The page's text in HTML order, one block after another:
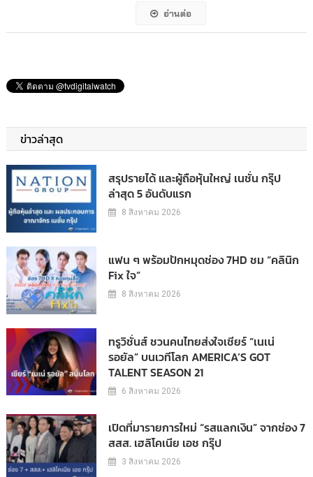
อ่านต่อ
ข่าวล่าสุด
สรุปรายได้ และผู้ถือหุ้นใหญ่ เนชั่น กรุ๊ป
ล่าสุด 5 อันดับแรก
8 สิงหาคม 2026
แฟน ๆ พร้อมปักหมุดช่อง 7HD ชม “คลินิก
Fix ใจ”
8 สิงหาคม 2026
ทรูวิชั่นส์ ชวนคนไทยส่งใจเชียร์ “เนเน่
รอยัล” บนเวทีโลก AMERICA’S GOT
TALENT SEASON 21
6 สิงหาคม 2026
เปิดที่มารายการใหม่ “รสแลกเงิน” จากช่อง 7
สสส. เฮลิโคเนีย เอช กรุ๊ป
3 สิงหาคม 2026